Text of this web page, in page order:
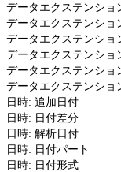
データエクステンショ
データエクステンショ
データエクステンショ
データエクステンショ
データエクステンショ
データエクステンショ
日時: 追加日付
日時: 日付差分
日時: 解析日付
日時: 日付パート
日時: 日付形式